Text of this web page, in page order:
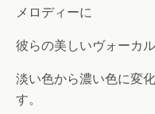
メロディーに
彼らの美しいヴォーカル
淡い色から濃い色に変
す。